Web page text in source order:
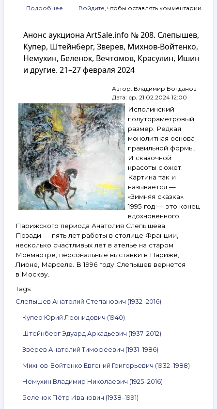
Подробнее
ArtSale.info
№ 210.
Шемякин,
Купер,
Штейнберг,
Орлов,
Бух
и другие.
6–
12 марта
2024
Войдите, чтобы оставлять комментарии
Анонс аукциона ArtSale.info № 208. Слепышев,
Купер, Штейнберг, Зверев, Михнов-Войтенко,
Немухин, Беленок, Вечтомов, Красулин, Ишин
и другие. 21–27 февраля 2024
Автор: Владимир Богданов
Дата: ср, 21.02.2024 12:00
Исполинский
полутораметровый
размер. Редкая
монолитная основа
правильной формы.
И сказочной
красоты сюжет.
Картина так и
называется —
«Зимняя сказка».
1995 год — это конец
вдохновенного
Парижского периода Анатолия Слепышева.
Позади — пять лет работы в столице Франции,
несколько счастливых лет в ателье на старом
Монмартре, персональные выставки в Париже,
Лионе, Марселе. В 1996 году Слепышев вернется
в Москву.
Tags
Слепышев Анатолий Степанович (1932–2016)
Купер Юрий Леонидович (1940)
Штейнберг Эдуард Аркадьевич (1937–2012)
Зверев Анатолий Тимофеевич (1931–1986)
Михнов-Войтенко Евгений Григорьевич (1932–1988)
Немухин Владимир Николаевич (1925–2016)
Беленок Пётр Иванович (1938–1991)